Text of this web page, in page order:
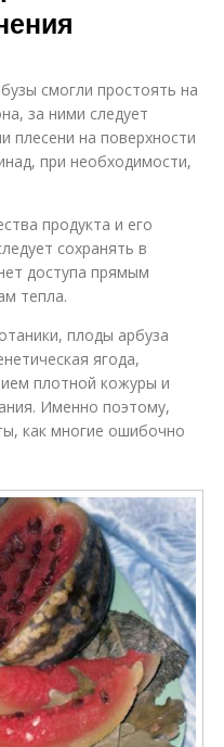
смогли простоять на
за ними следует
плесени на поверхности
при необходимости,
продукта и его
сохранять в
доступа прямым
тепла.
плоды арбуза
ягода,
плотной кожуры и
Именно поэтому,
как многие ошибочно